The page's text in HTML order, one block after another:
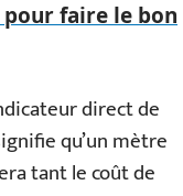
faire le bon
direct de
qu’un mètre
tant le coût de